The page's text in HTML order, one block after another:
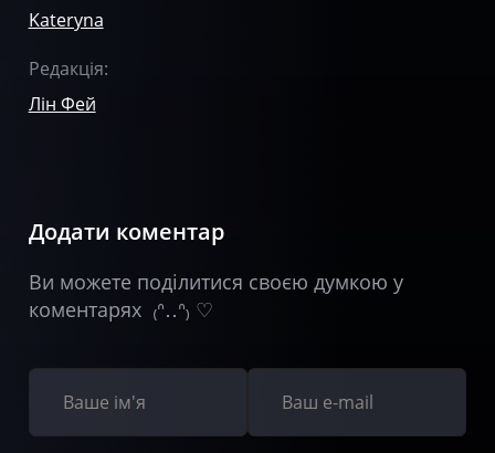
Kateryna
Редакція:
Лін Фей
Додати коментар
Ви можете поділитися своєю думкою у
коментарях ₍ᐢ‥ᐢ₎ ♡